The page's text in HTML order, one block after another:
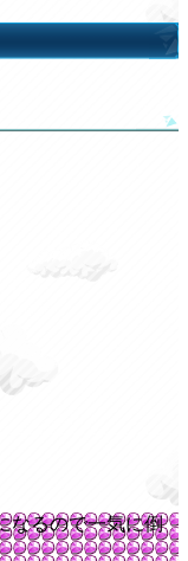
なるので一気に倒